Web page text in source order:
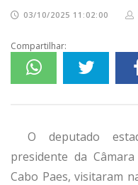
03/10/2025 11:02:00
Compartilhar:
O deputado
presidente da
Cabo Paes, visitaram